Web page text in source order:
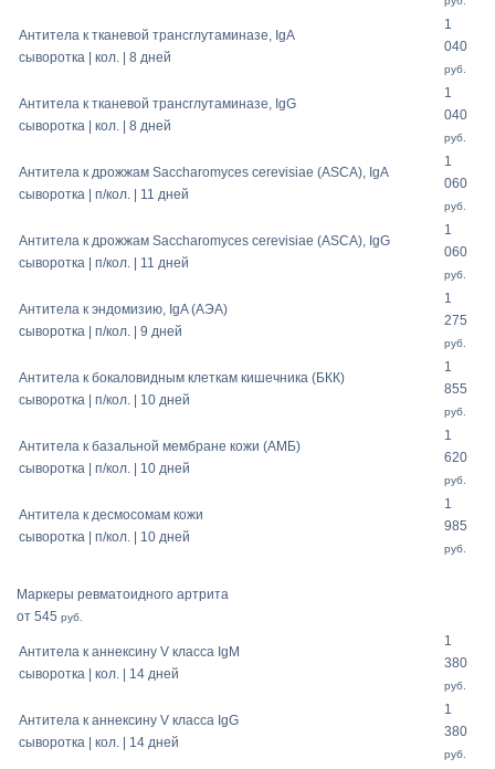
Антитела к тканевой трансглутаминазе, IgA
сыворотка | кол. | 8 дней
1
040
руб.
Антитела к тканевой трансглутаминазе, IgG
сыворотка | кол. | 8 дней
1
040
руб.
Антитела к дрожжам Sacchаromyces cerevisiae (ASCA), IgA
сыворотка | п/кол. | 11 дней
1
060
руб.
Антитела к дрожжам Sacchаromyces cerevisiae (ASCA), IgG
сыворотка | п/кол. | 11 дней
1
060
руб.
Антитела к эндомизию, IgA (AЭA)
сыворотка | п/кол. | 9 дней
1
275
руб.
Антитела к бокаловидным клеткам кишечника (БКК)
сыворотка | п/кол. | 10 дней
1
855
руб.
Антитела к базальной мембране кожи (АМБ)
сыворотка | п/кол. | 10 дней
1
620
руб.
Антитела к десмосомам кожи
сыворотка | п/кол. | 10 дней
1
985
руб.
Маркеры ревматоидного артрита
от 545 руб.
Антитела к аннексину V класса IgM
сыворотка | кол. | 14 дней
1
380
руб.
Антитела к аннексину V класса IgG
сыворотка | кол. | 14 дней
1
380
руб.